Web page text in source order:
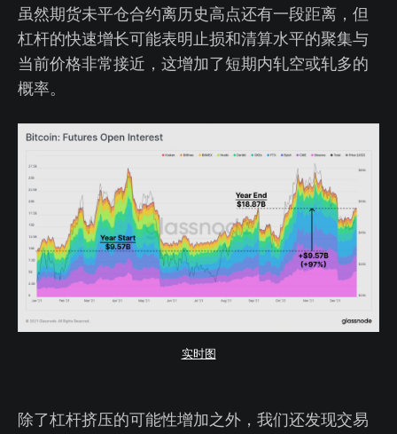
虽然期货未平仓合约离历史高点还有一段距离，但
杠杆的快速增长可能表明止损和清算水平的聚集与
当前价格非常接近，这增加了短期内轧空或轧多的
概率。
实时图
除了杠杆挤压的可能性增加之外，我们还发现交易